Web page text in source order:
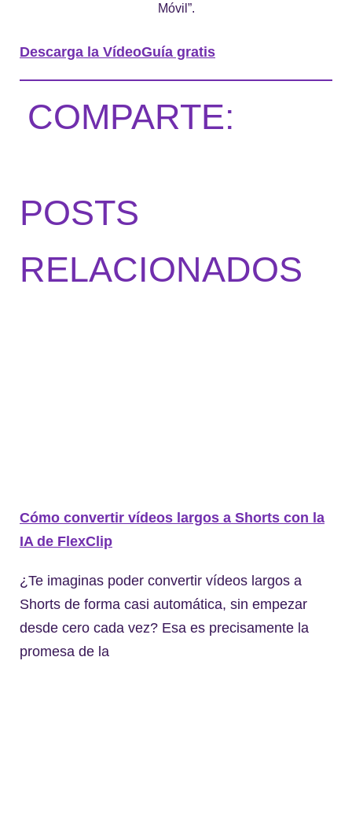
Móvil”.
Descarga la VídeoGuía gratis
COMPARTE:
POSTS
RELACIONADOS
Cómo convertir vídeos largos a Shorts con la
IA de FlexClip
¿Te imaginas poder convertir vídeos largos a
Shorts de forma casi automática, sin empezar
desde cero cada vez? Esa es precisamente la
promesa de la